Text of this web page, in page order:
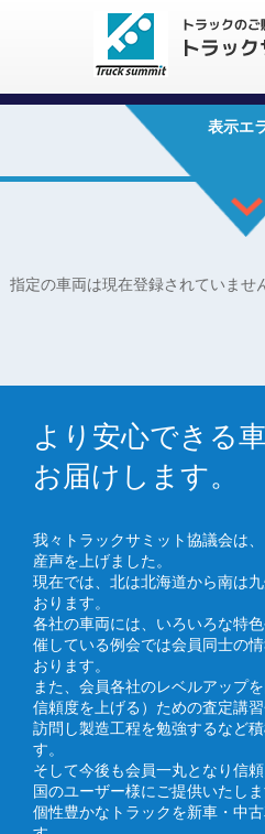
表示エ
指定の車両は現在登録されていませ
より安心できる
お届けします。
我々トラックサミット協議会は
産声を上げました。
現在では、北は北海道から南は
おります。
各社の車両には、いろいろな特
催している例会では会員同士の
おります。
また、会員各社のレベルアップ
信頼度を上げる）ための査定講
訪問し製造工程を勉強するなど
す。
そして今後も会員一丸となり信
国のユーザー様にご提供いたしま
個性豊かなトラックを新車・中